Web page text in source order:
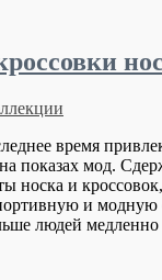
время
показах мод.
носка и
и модную
людей медленно